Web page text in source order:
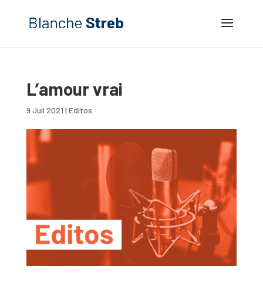
L’amour vrai
9 Juil 2021 | Editos